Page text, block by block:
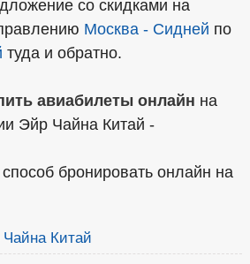
со скидками на
Москва - Сидней по
туда и обратно.
авиабилеты онлайн на
Эйр Чайна Китай -
бронировать онлайн на
Китай